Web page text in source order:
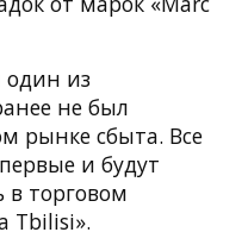
один из
не был
рынке сбыта. Все
и будут
в торговом
Tbilisi».